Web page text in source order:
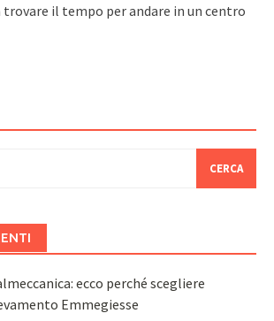
il tempo per andare in un centro
ecco perché scegliere
Emmegiesse